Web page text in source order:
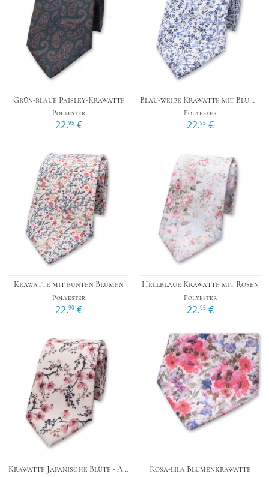
Grün-blaue Paisley-Krawatte
Polyester
22.95 €
Blau-weiße Krawatte mit Blumenmuster
Polyester
22.95 €
Krawatte mit bunten Blumen
Polyester
22.90 €
Hellblaue Krawatte mit Rosen
Polyester
22.95 €
Krawatte Japanische Blüte - Altrosa Rosa-lila Blumenkrawatte